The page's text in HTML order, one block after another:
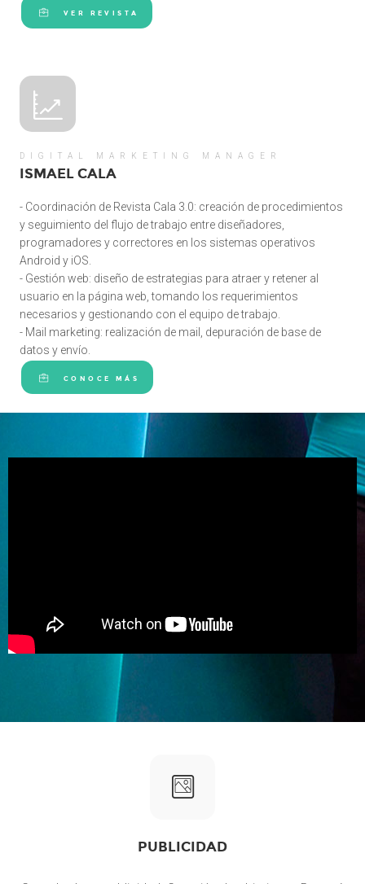
VER REVISTA
DIGITAL MARKETING MANAGER
ISMAEL CALA
- Coordinación de Revista Cala 3.0: creación de procedimientos
y seguimiento del flujo de trabajo entre diseñadores,
programadores y correctores en los sistemas operativos
Android y iOS.
- Gestión web: diseño de estrategias para atraer y retener al
usuario en la página web, tomando los requerimientos
necesarios y gestionando con el equipo de trabajo.
- Mail marketing: realización de mail, depuración de base de
datos y envío.
CONOCE MÁS
PUBLICIDAD